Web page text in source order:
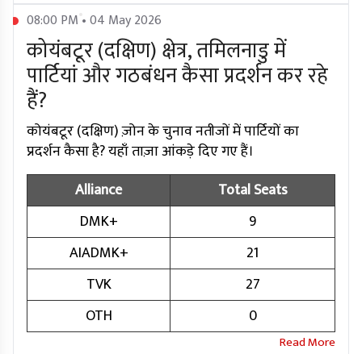
08:00 PM • 04 May 2026
कोयंबटूर (दक्षिण) क्षेत्र, तमिलनाडु में
पार्टियां और गठबंधन कैसा प्रदर्शन कर रहे
हैं?
कोयंबटूर (दक्षिण) ज़ोन के चुनाव नतीजों में पार्टियों का
प्रदर्शन कैसा है? यहाँ ताज़ा आंकड़े दिए गए हैं।
Alliance
Total Seats
DMK+
9
AIADMK+
21
TVK
27
OTH
0